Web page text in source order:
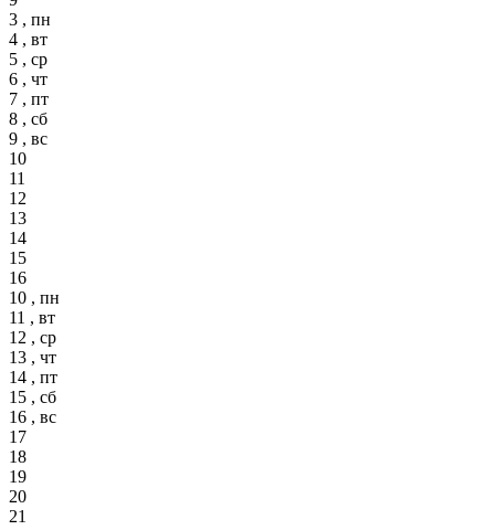
3 , пн
4 , вт
5 , ср
6 , чт
7 , пт
8 , сб
9 , вс
10
11
12
13
14
15
16
10 , пн
11 , вт
12 , ср
13 , чт
14 , пт
15 , сб
16 , вс
17
18
19
20
21